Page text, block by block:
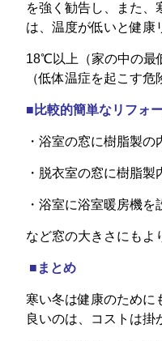
を強く勧告し、また
は、温度が低いと健康
18℃以上（家の中の最
（低体温症を起こす危
■ 比較的簡単なリフォ
・浴室の窓に樹脂製
・脱衣室の窓に樹脂製
・浴室に浴室暖房機を
など窓の大きさにもよ
■まとめ
寒い冬は健康のために
良いのは、コストは掛